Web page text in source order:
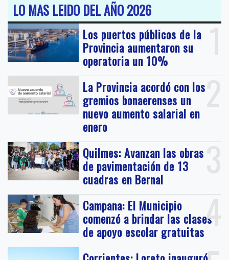
LO MAS LEIDO DEL AÑO 2026
1
Los puertos públicos de la
Provincia aumentaron su
operatoria un 10%
2
La Provincia acordó con los
gremios bonaerenses un
nuevo aumento salarial en
enero
3
Quilmes: Avanzan las obras
de pavimentación de 13
cuadras en Bernal
4
Campana: El Municipio
comenzó a brindar las clases
de apoyo escolar gratuitas